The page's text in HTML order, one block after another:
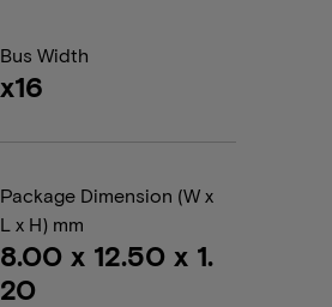
Bus Width
x16
Package Dimension (W x
L x H) mm
8.00 x 12.50 x 1.
20